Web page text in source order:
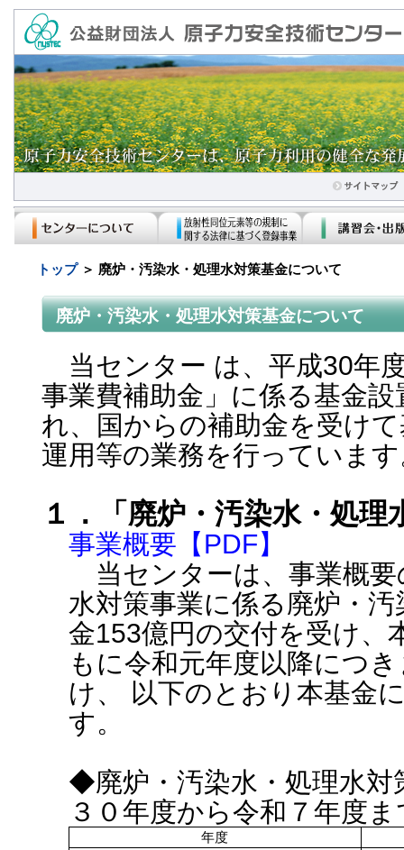
トップ＞ 廃炉・汚染水・処理水対策基金について
廃炉・汚染水・処理水対策基金について
当センター は、平成30年
事業費補助金」に係る基金
れ、国からの補助金を受け
運用等の業務を行っていま
１．「廃炉・汚染水・処理
事業概要【PDF】
当センターは、事業概要
水対策事業に係る廃炉・
金153億円の交付を受け、
もに令和元年度以降につ
け、 以下のとおり本基金
す。
◆廃炉・汚染水・処理水対
３０年度から令和７年度
年度